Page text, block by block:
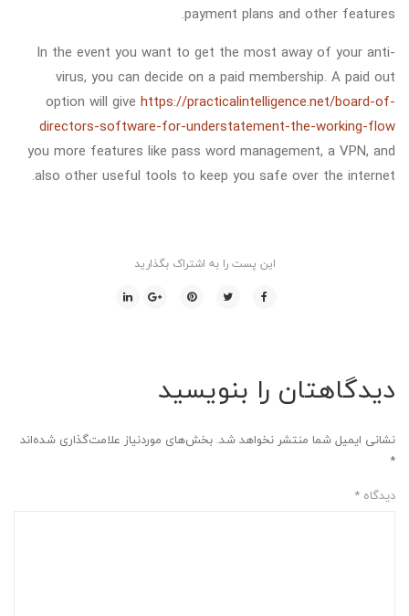
payment plans and other features.
In the event you want to get the most away of your anti-
virus, you can decide on a paid membership. A paid out
option will give https://practicalintelligence.net/board-of-
directors-software-for-understatement-the-working-flow
you more features like pass word management, a VPN, and
also other useful tools to keep you safe over the internet.
این پست را به اشتراک بگذارید
دیدگاهتان را بنویسید
نشانی ایمیل شما منتشر نخواهد شد. بخش‌های موردنیاز علامت‌گذاری شده‌اند
*
دیدگاه *